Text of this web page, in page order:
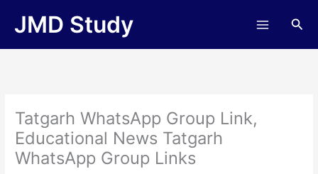
JMD Study
Tatgarh WhatsApp Group Link,
Educational News Tatgarh
WhatsApp Group Links